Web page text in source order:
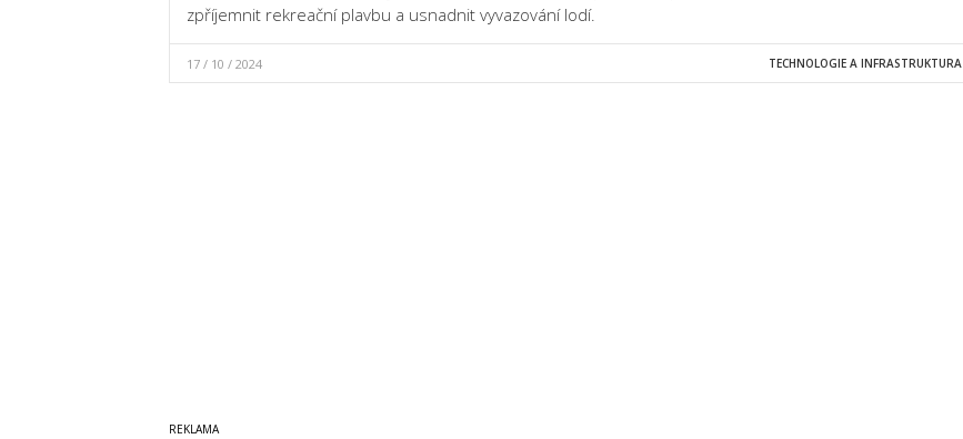
zpříjemnit rekreační plavbu a usnadnit vyvazování lodí.
17 / 10 / 2024 TECHNOLOGIE A INFRASTRUKTURA